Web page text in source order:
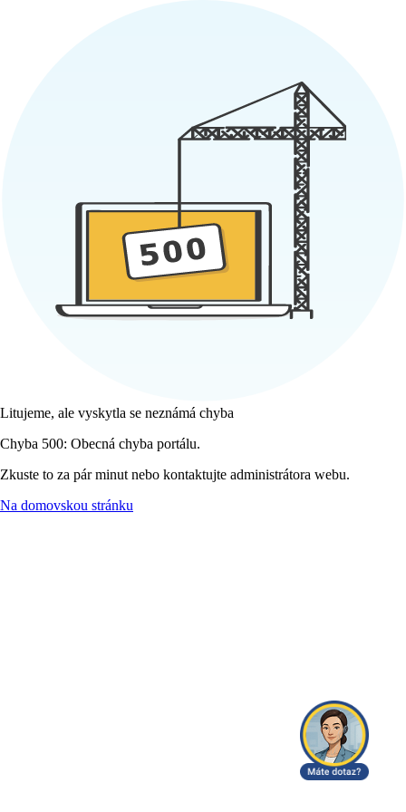
Litujeme, ale vyskytla se neznámá chyba
Chyba 500: Obecná chyba portálu.
Zkuste to za pár minut nebo kontaktujte administrátora webu.
Na domovskou stránku